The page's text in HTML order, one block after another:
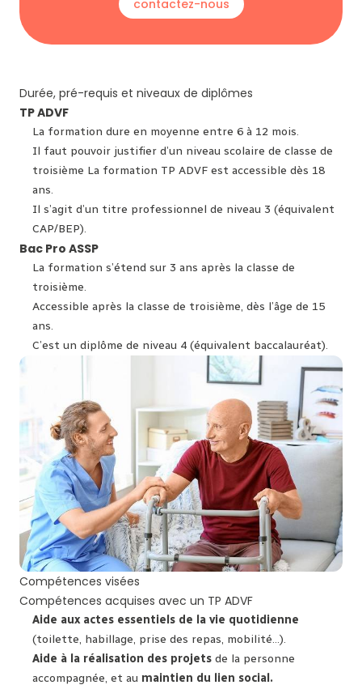
contactez-nous
Durée, pré-requis et niveaux de diplômes
TP ADVF
La formation dure en moyenne entre 6 à 12 mois.
Il faut pouvoir justifier d’un niveau scolaire de classe de
troisième La formation TP ADVF est accessible dès 18
ans.
Il s’agit d’un titre professionnel de niveau 3 (équivalent
CAP/BEP).
Bac Pro ASSP
La formation s’étend sur 3 ans après la classe de
troisième.
Accessible après la classe de troisième, dès l’âge de 15
ans.
C’est un diplôme de niveau 4 (équivalent baccalauréat).
Compétences visées
Compétences acquises avec un TP ADVF
Aide aux actes essentiels de la vie quotidienne
(toilette, habillage, prise des repas, mobilité…).
Aide à la réalisation des projets de la personne
accompagnée, et au maintien du lien social.